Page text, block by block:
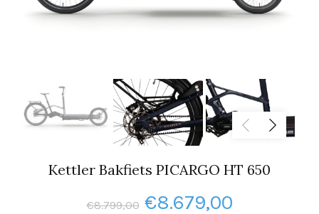
Kettler Bakfiets PICARGO HT 650
€8.799,00 Oorspronkelijke
€8.679,00Huidige